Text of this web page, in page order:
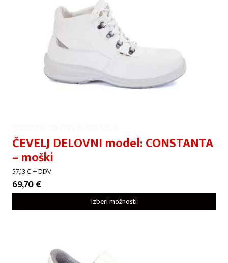
ČEVELJ DELOVNI model: CONSTANTA
– moški
57,13€+ DDV
69,70€
Izberi možnosti